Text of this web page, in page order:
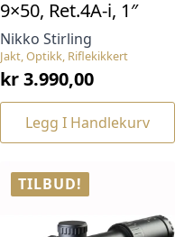
Jakt, Optikk, Riflekikkert
Nikko Stirling
9×50, Ret.4A-i, 1″
kr3.990,00
Legg I Handlekurv
TILBUD!